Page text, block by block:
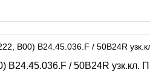
/ 50B24R узк.кл.